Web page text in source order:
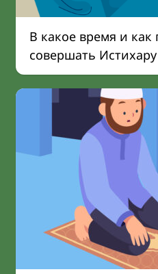
В какое время и как
совершать Истихару